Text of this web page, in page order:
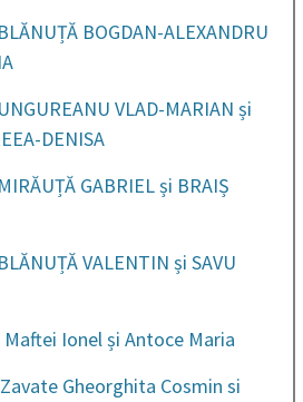
BOGDAN-ALEXANDRU
VLAD-MARIAN și
DENISA
GABRIEL și BRAIȘ
VALENTIN și SAVU
Ionel și Antoce Maria
Gheorghita Cosmin si